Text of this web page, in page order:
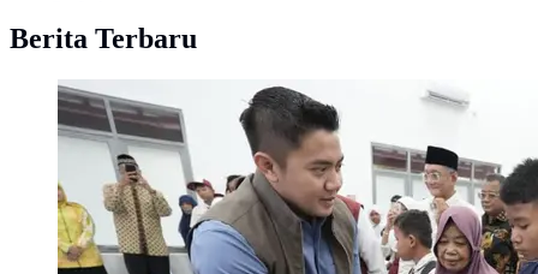
Berita Terbaru